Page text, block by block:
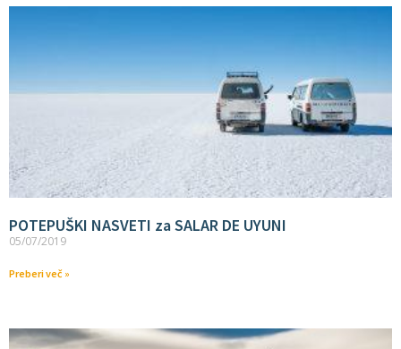
POTEPUŠKI NASVETI za SALAR DE UYUNI
05/07/2019
Preberi več »